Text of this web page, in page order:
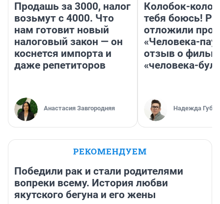
Продашь за 3000, налог
возьмут с 4000. Что
нам готовит новый
налоговый закон — он
коснется импорта и
даже репетиторов
Анастасия Завгородняя
Колобок-
тебя боюсь!
отложили
«Человека-
отзыв о
«человека-
Надежда
РЕКОМЕНДУЕМ
Победили рак и стали родителями
вопреки всему. История любви
якутского бегуна и его жены